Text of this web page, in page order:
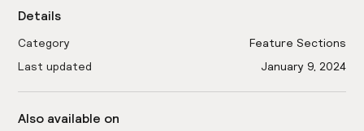
Details
Category
Feature Sections
Last updated
January 9, 2024
Also available on